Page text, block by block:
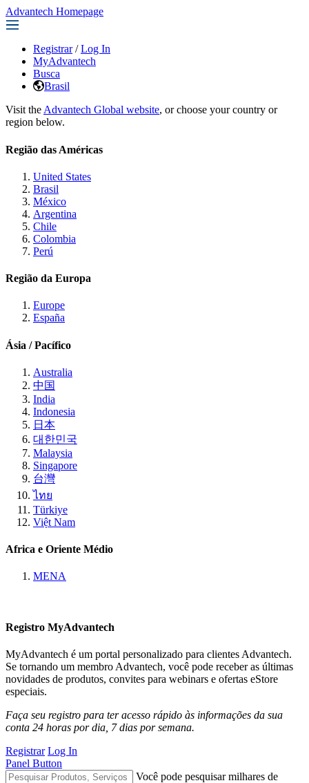
Advantech Homepage
Registrar / Log In
MyAdvantech
Busca
Brasil
Visit the Advantech Global website, or choose your country or
region below.
Região das Américas
United States
Brasil
México
Argentina
Chile
Colombia
Perú
Região da Europa
Europe
España
Ásia / Pacífico
Australia
中国
India
Indonesia
日本
대한민국
Malaysia
Singapore
台灣
ไทย
Türkiye
Việt Nam
Africa e Oriente Médio
MENA
Registro MyAdvantech
MyAdvantech é um portal personalizado para clientes Advantech.
Se tornando um membro Advantech, você pode receber as últimas
novidades de produtos, convites para webinars e ofertas eStore
especiais.
Faça seu registro para ter acesso rápido às informações da sua
conta 24 horas por dia, 7 dias por semana.
Registrar Log In
Panel Button
Você pode pesquisar milhares de